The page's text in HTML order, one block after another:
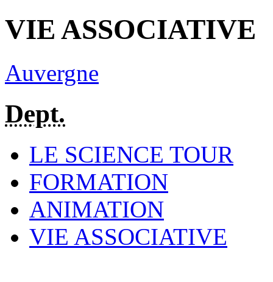
VIE ASSOCIATIVE
Auvergne
Dept.
LE SCIENCE TOUR
FORMATION
ANIMATION
VIE ASSOCIATIVE